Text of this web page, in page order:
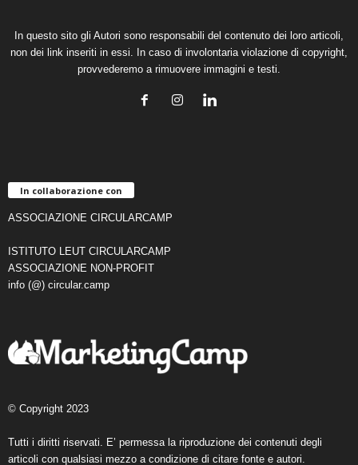
In questo sito gli Autori sono responsabili del contenuto dei loro articoli,
non dei link inseriti in essi. In caso di involontaria violazione di copyright,
provvederemo a rimuovere immagini e testi.
In collaborazione con
ASSOCIAZIONE CIRCULARCAMP
ISTITUTO LEUT CIRCULARCAMP
ASSOCIAZIONE NON-PROFIT
info (@) circular.camp
© Copyright 2023
Tutti i diritti riservati. E’ permessa la riproduzione dei contenuti degli
articoli con qualsiasi mezzo a condizione di citare fonte e autori.